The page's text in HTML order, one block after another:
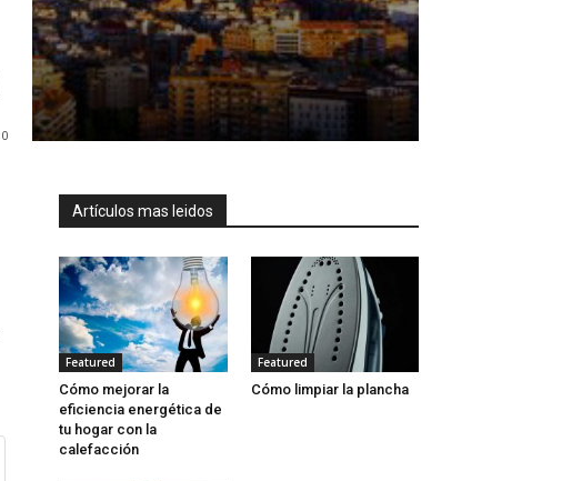
0
Artículos mas leidos
Featured
Cómo mejorar la
eficiencia energética de
tu hogar con la
calefacción
Featured
Cómo limpiar la plancha